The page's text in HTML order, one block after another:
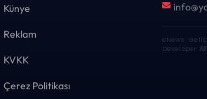
Künye
Reklam
KVKK
Çerez Politikası
eNews ·
Developer